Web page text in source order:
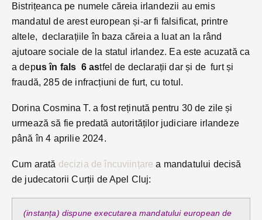
Bistrițeanca pe numele căreia irlandezii au emis
mandatul de arest european și-ar fi falsificat, printre
altele, declarațiile în baza căreia a luat an la rând
ajutoare sociale de la statul irlandez. Ea este acuzată ca
a depus în fals 6 astfel de declarații dar și de furt și
fraudă, 285 de infracțiuni de furt, cu totul.
Dorina Cosmina T. a fost reținută pentru 30 de zile și
urmează să fie predată autorităților judiciare irlandeze
până în 4 aprilie 2024.
Cum arată decizia de încuviințare a mandatului decisă
de judecatorii Curții de Apel Cluj:
(instanța) dispune executarea mandatului european de